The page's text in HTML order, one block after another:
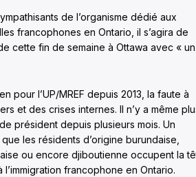
de l’organisme dédié aux
francophones en Ontario, il s’agira de
cette fin de semaine à Ottawa avec « un
pour l’UP/MREF depuis 2013, la faute à
et des crises internes. Il n’y a même
président depuis plusieurs mois. Un
les résidents d’origine burundaise,
ou encore djiboutienne occupent la
francophone en Ontario.